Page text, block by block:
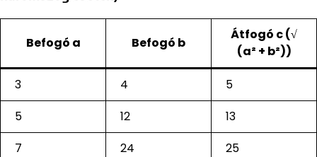
Befogó a Befogó b
Átfogó c (√
(a² + b²))
3 4
5
5
12
13
7
24
25